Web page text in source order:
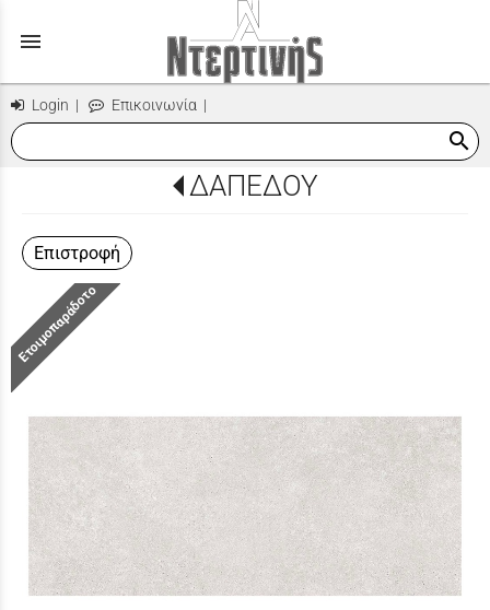
menu
Login | Επικοινωνία |
search
ΔΑΠΕΔΟΥ
Επιστροφή
Ετοιμοπαράδοτο